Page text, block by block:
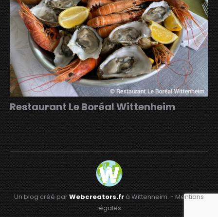
Restaurant Le Boréal Wittenheim
Un blog créé parWebcreators.frà Wittenheim. -Mentions
légales